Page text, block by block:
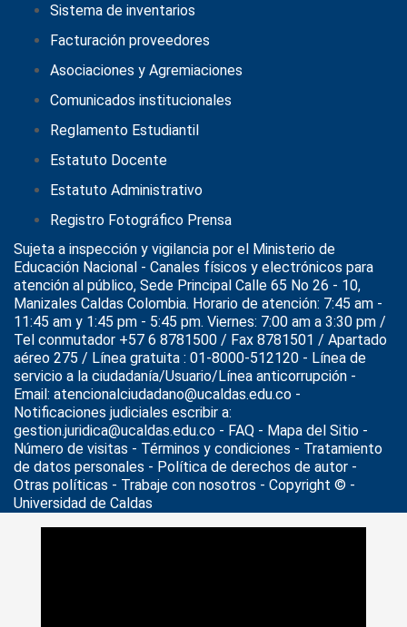
Noticias>Actualidad>Convocatoria comité de currículo
Sistema de inventarios
Facturación proveedores
Asociaciones y Agremiaciones
Comunicados institucionales
Reglamento Estudiantil
Estatuto Docente
Estatuto Administrativo
Registro Fotográfico Prensa
Sujeta a inspección y vigilancia por el Ministerio de
Educación Nacional - Canales físicos y electrónicos para
atención al público, Sede Principal Calle 65 No 26 - 10,
Manizales Caldas Colombia. Horario de atención: 7:45 am -
11:45 am y 1:45 pm - 5:45 pm. Viernes: 7:00 am a 3:30 pm /
Tel conmutador +57 6 8781500 / Fax 8781501 / Apartado
aéreo 275 / Línea gratuita : 01-8000-512120 - Línea de
servicio a la ciudadanía/Usuario/Línea anticorrupción -
Email: atencionalciudadano@ucaldas.edu.co -
Notificaciones judiciales escribir a:
gestion.juridica@ucaldas.edu.co - FAQ - Mapa del Sitio -
Número de visitas - Términos y condiciones - Tratamiento
de datos personales - Política de derechos de autor -
Otras políticas - Trabaje con nosotros - Copyright © -
Universidad de Caldas